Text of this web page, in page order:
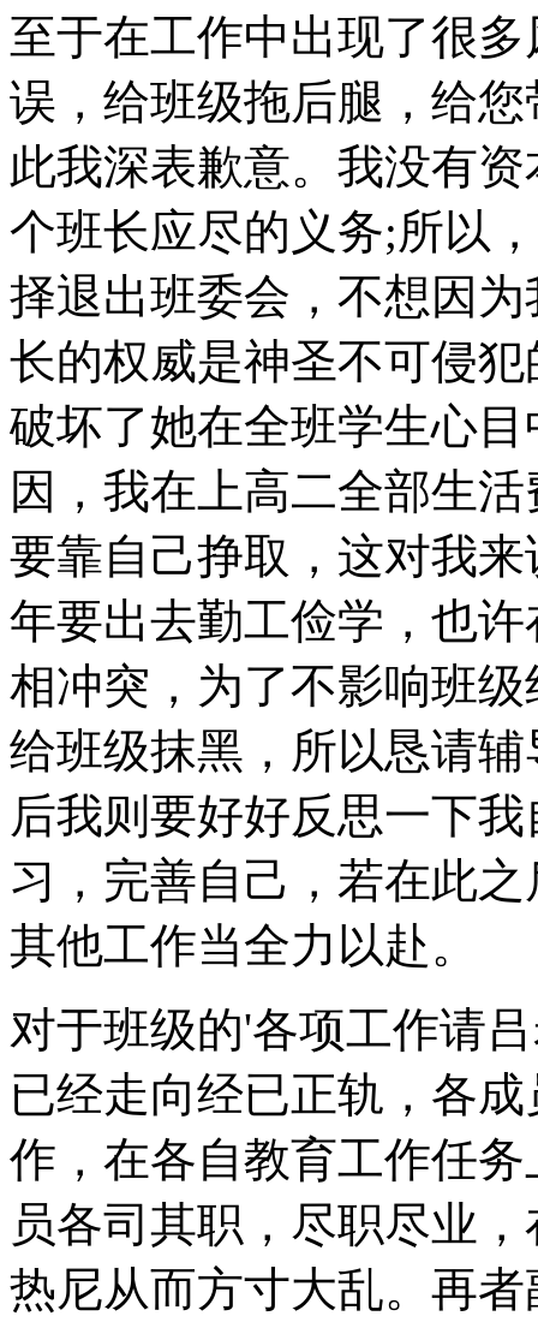
至于在工作中出现了很
误，给班级拖后腿，给
此我深表歉意。我没有
个班长应尽的义务;所以
择退出班委会，不想因
长的权威是神圣不可侵
破坏了她在全班学生心
因，我在上高二全部生
要靠自己挣取，这对我
年要出去勤工俭学，也
相冲突，为了不影响班
给班级抹黑，所以恳请
后我则要好好反思一下
习，完善自己，若在此
其他工作当全力以赴。
对于班级的'各项工作请
已经走向经已正轨，各
作，在各自教育工作任
员各司其职，尽职尽业
热尼从而方寸大乱。再